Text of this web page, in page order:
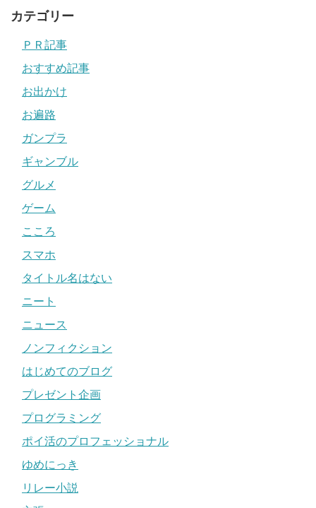
カテゴリー
ＰＲ記事
おすすめ記事
お出かけ
お遍路
ガンプラ
ギャンブル
グルメ
ゲーム
こころ
スマホ
タイトル名はない
ニート
ニュース
ノンフィクション
はじめてのブログ
プレゼント企画
プログラミング
ポイ活のプロフェッショナル
ゆめにっき
リレー小説